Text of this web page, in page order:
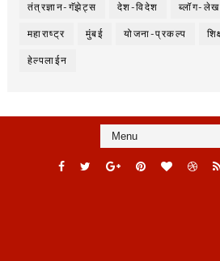
तंत्रज्ञान-गॅझेट्स देश-विदेश ब्लॉग-लेख
महाराष्ट्र मुंबई योजना-प्रकल्प
हेल्पलाईन